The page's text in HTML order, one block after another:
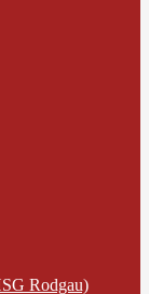
Rodgau)